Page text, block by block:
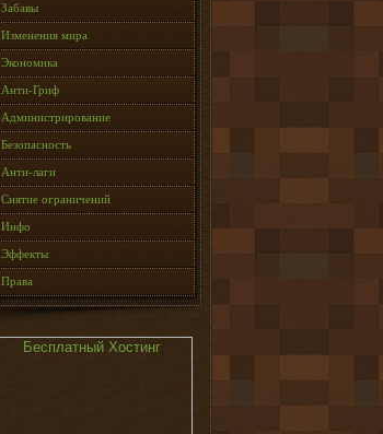
Забавы
Изменения мира
Экономика
Анти-Гриф
Администрирование
Безопасность
Анти-лаги
Снятие ограничений
Инфо
Эффекты
Права